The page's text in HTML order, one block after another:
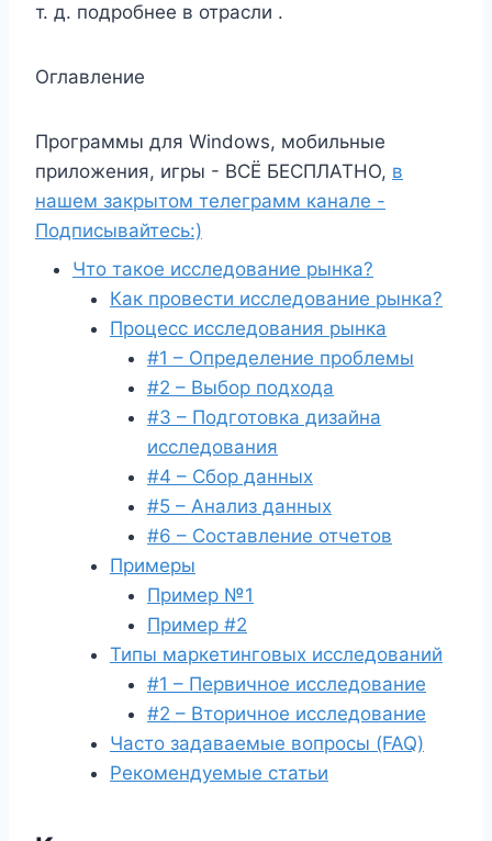
т. д. подробнее в отрасли .
Оглавление
Программы для Windows, мобильные
приложения, игры - ВСЁ БЕСПЛАТНО, в
нашем закрытом телеграмм канале -
Подписывайтесь:)
Что такое исследование рынка?
Как провести исследование рынка?
Процесс исследования рынка
#1 – Определение проблемы
#2 – Выбор подхода
#3 – Подготовка дизайна
исследования
#4 – Сбор данных
#5 – Анализ данных
#6 – Составление отчетов
Примеры
Пример №1
Пример #2
Типы маркетинговых исследований
#1 – Первичное исследование
#2 – Вторичное исследование
Часто задаваемые вопросы (FAQ)
Рекомендуемые статьи